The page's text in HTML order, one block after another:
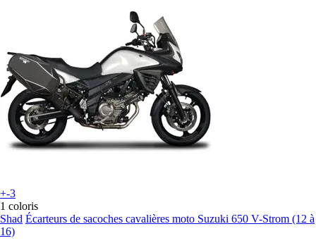
+-3
1 coloris
Shad Écarteurs de sacoches cavalières moto Suzuki 650 V-Strom (12 à
16)